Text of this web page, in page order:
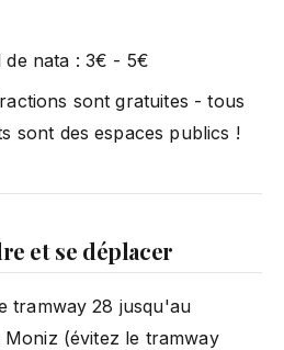
de nata : 3€ - 5€
sont gratuites - tous
sont des espaces publics !
et se déplacer
tramway 28 jusqu'au
(évitez le tramway